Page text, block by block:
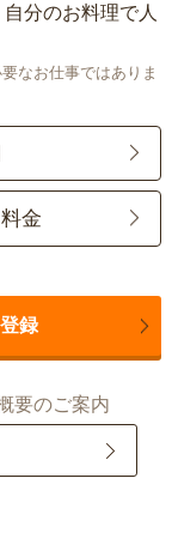
分のお料理で人
なお仕事ではありま
金
録
要のご案内